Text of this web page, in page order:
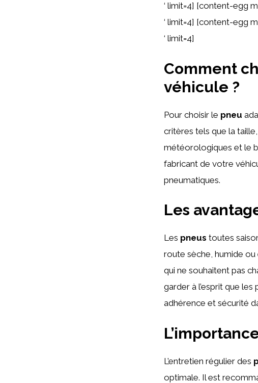
‘ limit=4] [content-egg
‘ limit=4] [content-egg
‘ limit=4]
Comment
véhicule ?
Pour choisir le pneu
critères tels que la
météorologiques et le
fabricant de votre
pneumatiques.
Les
Les pneus toutes
route sèche, humide
qui ne souhaitent pas
garder à l’esprit que
adhérence et sécurité
L’entretien régulier des
optimale. Il est